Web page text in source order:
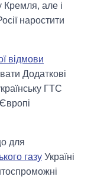
Кремля, але і
наростити
відмови
Додаткові
ГТС
для
газу Україні